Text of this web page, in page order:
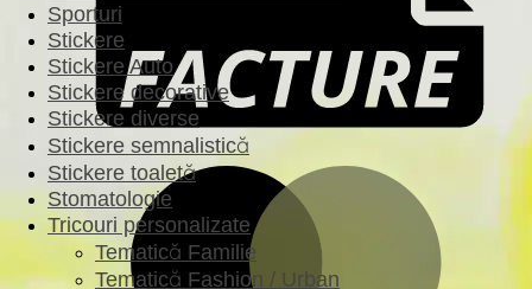
Sporturi
Stickere
Stickere Auto
Stickere decorative
Stickere diverse
Stickere semnalistică
Stickere toaletă
Stomatologie
Tricouri personalizate
Tematică Familie
Tematică Fashion / Urban